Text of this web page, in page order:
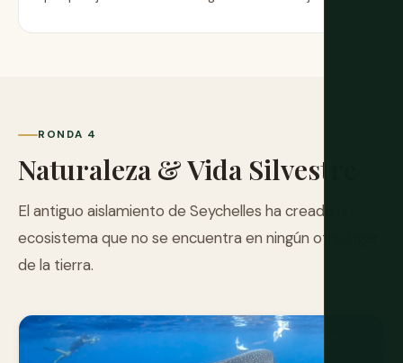
RONDA 4
Naturaleza & Vida Silvestre
El antiguo aislamiento de Seychelles ha creado un
ecosistema que no se encuentra en ningún otro lugar
de la tierra.